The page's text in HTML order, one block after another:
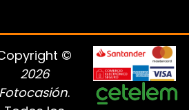
©
2026
Fotocasión.